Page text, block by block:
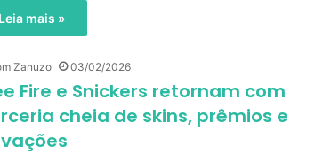
Leia mais »
Zanuzo 03/02/2026
Fire e Snickers retornam com
cheia de skins, prêmios e